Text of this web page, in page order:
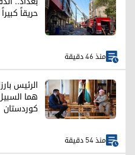
حريقاً
منذ 46 دقيقة
الرئيس
هما
كوردستان
منذ 54 دقيقة